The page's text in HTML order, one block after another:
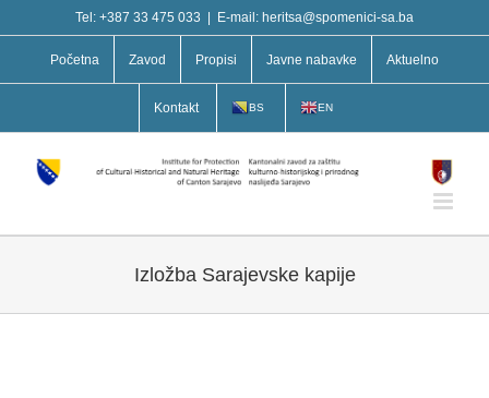
to
Tel: +387 33 475 033 E-mail: heritsa@spomenici-sa.ba
Početna Zavod Propisi Javne nabavke Aktuelno
Kontakt BS EN
Izložba Sarajevske kapije